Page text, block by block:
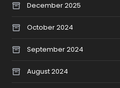
December 2025
October 2024
September 2024
August 2024